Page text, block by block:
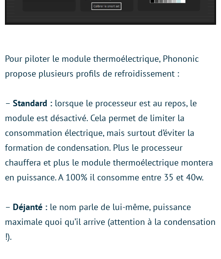
Pour piloter le module thermoélectrique, Phononic
propose plusieurs profils de refroidissement :
– Standard : lorsque le processeur est au repos, le
module est désactivé. Cela permet de limiter la
consommation électrique, mais surtout d’éviter la
formation de condensation. Plus le processeur
chauffera et plus le module thermoélectrique montera
en puissance. A 100% il consomme entre 35 et 40w.
– Déjanté : le nom parle de lui-même, puissance
maximale quoi qu’il arrive (attention à la condensation
!).